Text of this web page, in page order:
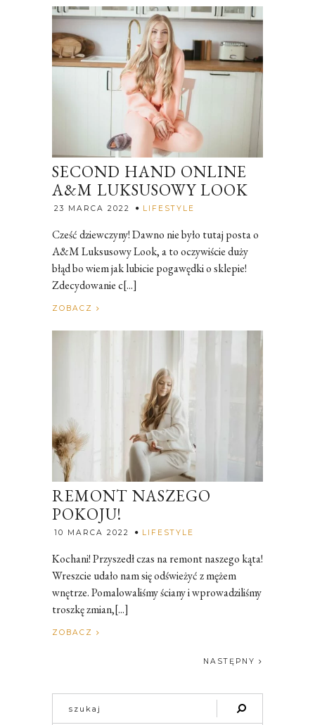
SECOND HAND ONLINE
A&M LUKSUSOWY LOOK
23 MARCA 2022 LIFESTYLE
Cześć dziewczyny! Dawno nie było tutaj posta o
A&M Luksusowy Look, a to oczywiście duży
błąd bo wiem jak lubicie pogawędki o sklepie!
Zdecydowanie c[...]
ZOBACZ
REMONT NASZEGO
POKOJU!
10 MARCA 2022 LIFESTYLE
Kochani! Przyszedł czas na remont naszego kąta!
Wreszcie udało nam się odświeżyć z mężem
wnętrze. Pomalowaliśmy ściany i wprowadziliśmy
troszkę zmian,[...]
ZOBACZ
NASTĘPNY